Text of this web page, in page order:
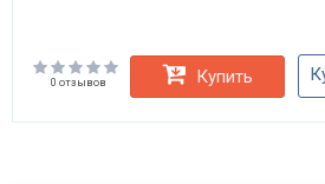
0 отзывов Купить